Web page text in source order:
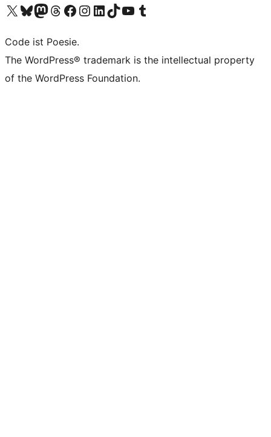
Unser X-Konto (früher Twitter) besuchen
Unser Bluesky-Konto besuchen
Unser Mastodon-Konto besuchen
Unser Threads-Konto besuchen
Unsere Facebook-Seite besuchen
Unser Instagram-Konto besuchen
Unser LinkedIn-Konto besuchen
Unser TikTok-Konto besuchen
Unseren YouTube-Kanal besuchen
Unser Tumblr-Konto besuchen
Code ist Poesie.
The WordPress® trademark is the intellectual property
of the WordPress Foundation.